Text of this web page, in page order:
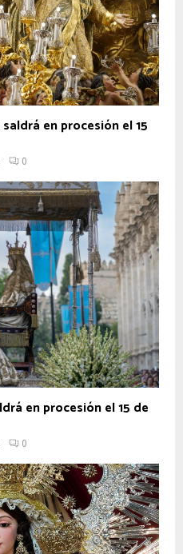
en procesión el 15
0
en procesión el 15 de
0